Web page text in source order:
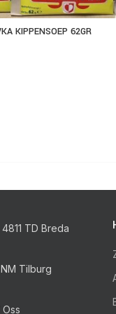
KIPPENSOEP 62GR
TD Breda
Tilburg